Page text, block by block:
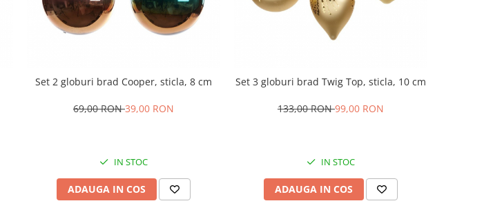
Set 2 globuri brad Cooper, sticla, 8 cm
69,00 RON39,00 RON
IN STOC
ADAUGA IN COS
Set 3 globuri brad Twig Top, sticla, 10 cm
133,00 RON99,00 RON
IN STOC
ADAUGA IN COS